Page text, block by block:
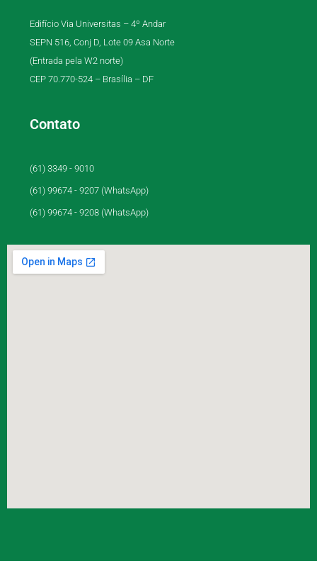
Edifício Via Universitas – 4º Andar
SEPN 516, Conj D, Lote 09 Asa Norte
(Entrada pela W2 norte)
CEP 70.770-524 – Brasília – DF
Contato
(61) 3349 - 9010
(61) 99674 - 9207 (WhatsApp)
(61) 99674 - 9208 (WhatsApp)